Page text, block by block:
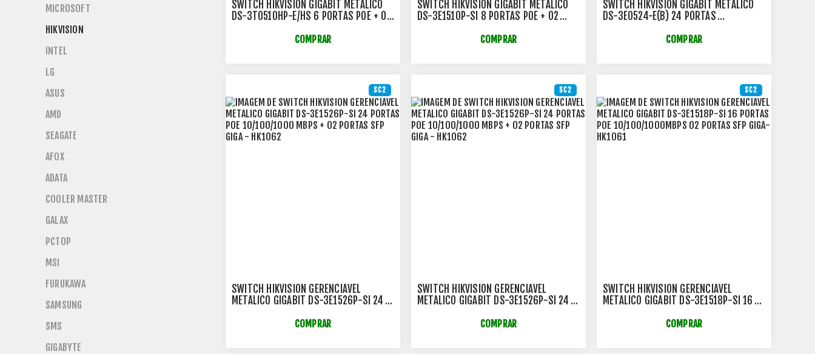
SWITCH HIKVISION GIGABIT METALICO
DS-3T0510HP-E/HS 6 PORTAS POE + 02
COMPRAR
SWITCH HIKVISION GIGABIT METALICO
DS-3E1510P-SI 8 PORTAS POE + 02
COMPRAR
SWITCH HIKVISION GIGABIT METALICO
DS-3E0524-E(B) 24 PORTAS
COMPRAR
SC2
SWITCH HIKVISION GERENCIAVEL
METALICO GIGABIT DS-3E1526P-SI 24
PORTAS SFP GIGA - HK1062
COMPRAR
SC2
SWITCH HIKVISION GERENCIAVEL
METALICO GIGABIT DS-3E1526P-SI 24
PORTAS SFP GIGA - HK1062
COMPRAR
SC2
SWITCH HIKVISION GERENCIAVEL
METALICO GIGABIT DS-3E1518P-SI 16
PORTAS SFP GIGA- HK1061
COMPRAR
MICROSOFT
HIKVISION
INTEL
LG
ASUS
AMD
SEAGATE
AFOX
ADATA
COOLER MASTER
GALAX
PCTOP
MSI
FURUKAWA
SAMSUNG
SMS
GIGABYTE